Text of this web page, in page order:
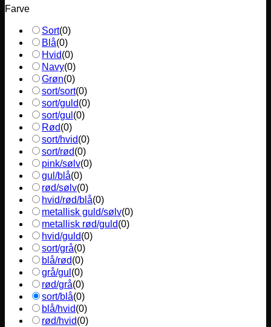
Farve
Sort(0)
Blå(0)
Hvid(0)
Navy(0)
Grøn(0)
sort/sort(0)
sort/guld(0)
sort/gul (0)
Rød(0)
sort/hvid(0)
sort/rød(0)
pink/sølv(0)
gul/blå(0)
rød/sølv(0)
hvid/rød/blå(0)
metallisk guld/sølv(0)
metallisk rød/guld(0)
hvid/guld(0)
sort/grå(0)
blå/rød(0)
grå/gul (0)
rød/grå(0)
sort/blå(0)
blå/hvid(0)
rød/hvid(0)